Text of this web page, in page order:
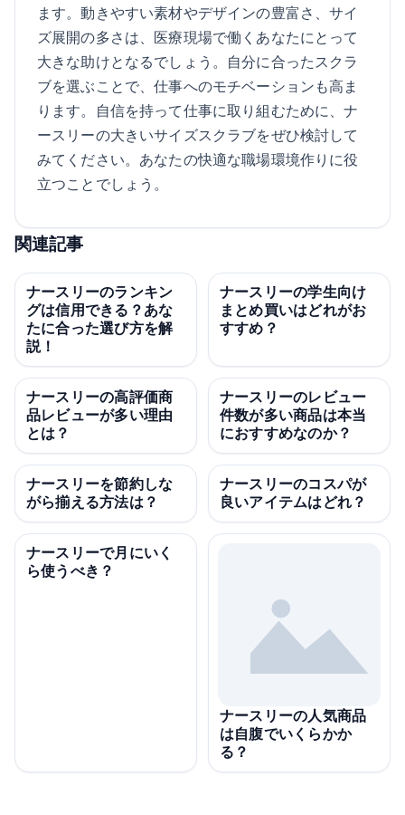
ます。動きやすい素材やデザインの豊富さ、サイ
ズ展開の多さは、医療現場で働くあなたにとって
大きな助けとなるでしょう。自分に合ったスクラ
ブを選ぶことで、仕事へのモチベーションも高ま
ります。自信を持って仕事に取り組むために、ナ
ースリーの大きいサイズスクラブをぜひ検討して
みてください。あなたの快適な職場環境作りに役
立つことでしょう。
関連記事
ナースリーのランキン
グは信用できる？あな
たに合った選び方を解
説！
ナースリーの学生向け
まとめ買いはどれがお
すすめ？
ナースリーの高評価商
品レビューが多い理由
とは？
ナースリーのレビュー
件数が多い商品は本当
におすすめなのか？
ナースリーを節約しな
がら揃える方法は？
ナースリーのコスパが
良いアイテムはどれ？
ナースリーで月にいく
ら使うべき？
ナースリーの人気商品
は自腹でいくらかか
る？